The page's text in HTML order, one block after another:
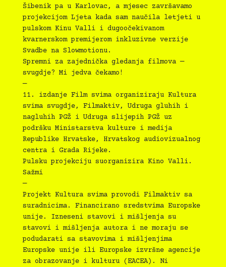
Šibenik pa u Karlovac, a mjesec završavamo
projekcijom Ljeta kada sam naučila letjeti u
pulskom Kinu Valli i dugoočekivanom
kvarnerskom premijerom inkluzivne verzije
Svadbe na Slowmotionu.
Spremni za zajednička gledanja filmova —
svugdje? Mi jedva čekamo!
—
11.⁠ ⁠izdanje Film svima organiziraju Kultura
svima svugdje, Filmaktiv, Udruga gluhih i
nagluhih PGŽ i Udruga slijepih PGŽ uz
podršku Ministarstva kulture i medija
Republike Hrvatske, Hrvatskog audiovizualnog
centra i Grada Rijeke.
Pulsku projekciju suorganizira Kino Valli.
Sažmi
—
Projekt Kultura svima provodi Filmaktiv sa
suradnicima. Financirano sredstvima Europske
unije. Izneseni stavovi i mišljenja su
stavovi i mišljenja autora i ne moraju se
podudarati sa stavovima i mišljenjima
Europske unije ili Europske izvršne agencije
za obrazovanje i kulturu (EACEA). Ni